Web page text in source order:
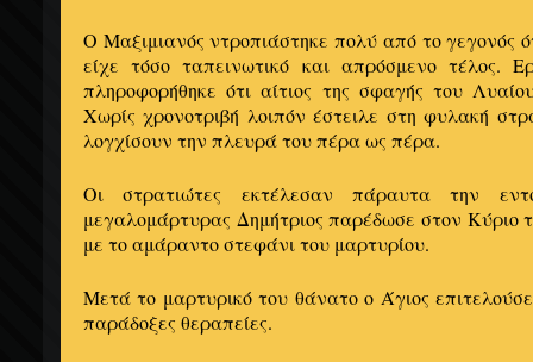
Ο Μαξιμιανός ντροπιάστηκε πολύ από το γεγονός
είχε τόσο ταπεινωτικό και απρόσμενο τέλος.
πληροφορήθηκε ότι αίτιος της σφαγής του
Χωρίς χρονοτριβή λοιπόν έστειλε στη φυλακή
λογχίσουν την πλευρά του πέρα ως πέρα.
Οι στρατιώτες εκτέλεσαν πάραυτα την
μεγαλομάρτυρας Δημήτριος παρέδωσε στον Κύριο
με το αμάραντο στεφάνι του μαρτυρίου.
Μετά το μαρτυρικό του θάνατο ο Άγιος
παράδοξες θεραπείες.